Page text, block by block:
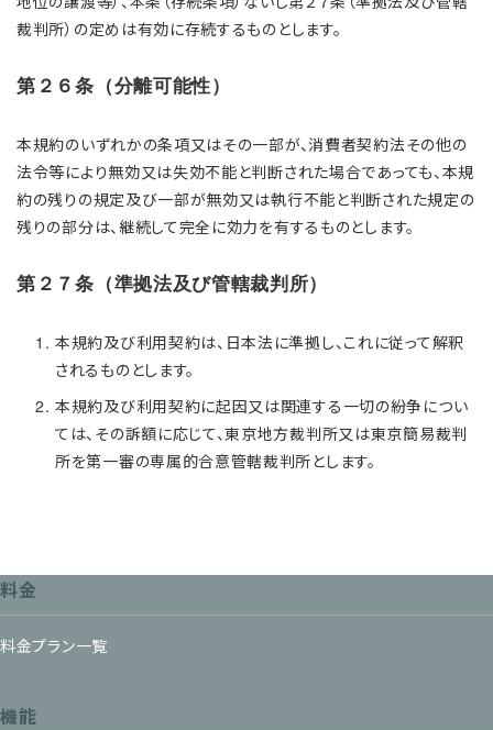
裁判所）の定めは有効に存続するものとします。
第２６条（分離可能性）
本規約のいずれかの条項又はその一部が、消費者契約法その他の
法令等により無効又は失効不能と判断された場合であっても、本規
約の残りの規定及び一部が無効又は執行不能と判断された規定の
残りの部分は、継続して完全に効力を有するものとします。
第２７条（準拠法及び管轄裁判所）
本規約及び利用契約は、日本法に準拠し、これに従って解釈
されるものとします。
本規約及び利用契約に起因又は関連する一切の紛争につい
ては、その訴額に応じて、東京地方裁判所又は東京簡易裁判
所を第一審の専属的合意管轄裁判所とします。
料金
料金プラン一覧
機能